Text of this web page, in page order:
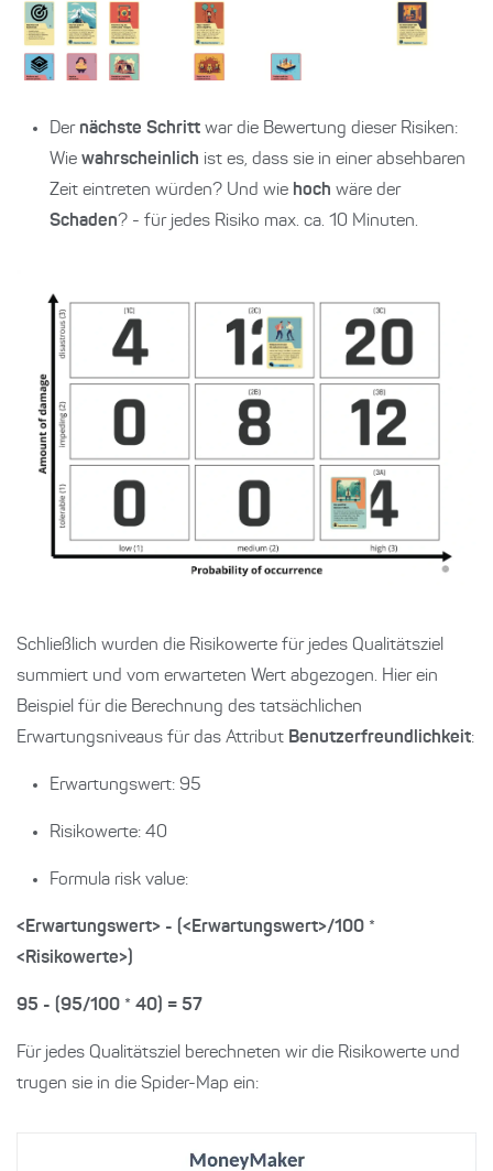
Der nächste Schritt war die Bewertung dieser Risiken:
Wie wahrscheinlich ist es, dass sie in einer absehbaren
Zeit eintreten würden? Und wie hoch wäre der
Schaden? - für jedes Risiko max. ca. 10 Minuten.
Schließlich wurden die Risikowerte für jedes Qualitätsziel
summiert und vom erwarteten Wert abgezogen. Hier ein
Beispiel für die Berechnung des tatsächlichen
Erwartungsniveaus für das Attribut Benutzerfreundlichkeit:
Erwartungswert: 95
Risikowerte: 40
Formula risk value:
<Erwartungswert> - (<Erwartungswert>/100 *
<Risikowerte>)
95 - (95/100 * 40) = 57
Für jedes Qualitätsziel berechneten wir die Risikowerte und
trugen sie in die Spider-Map ein: